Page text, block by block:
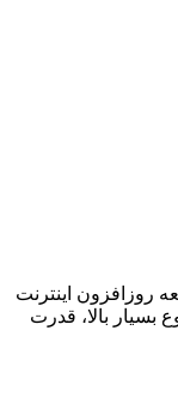
روزافزون اینترنت
بسیار بالا، قدرت